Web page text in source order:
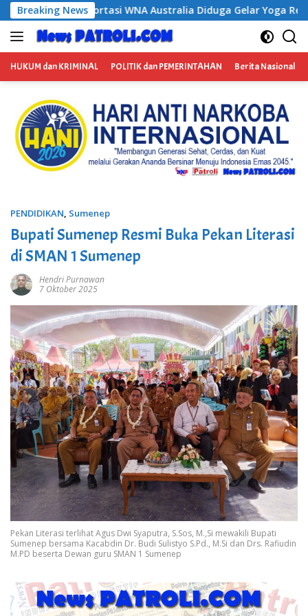
Langsung
ke
konten
Breaking News
Diduga Gelar Yoga Retreat dan Menjadi Instruktur
HUKUM dan KRIMINAL POLITIK dan PEMERINTAHAN Berita Nasional
PENDIDIKAN, Sumenep
Bupati Sumenep Resmi Buka Pekan Literasi
di SMAN 1 Sumenep
Hendri Purnawan
7 Oktober 2025
Pekan Literasi terlihat Agus Dwi Syaputra, S.Sos, M.,Si mewakili Bupati
Sumenep bersama Kacabdin Dr. Budi Sulistyo S.Pd., M.Si dan Drs. Rafiudin
M.PD beserta Dewan guru SMAN 1 Sumenep